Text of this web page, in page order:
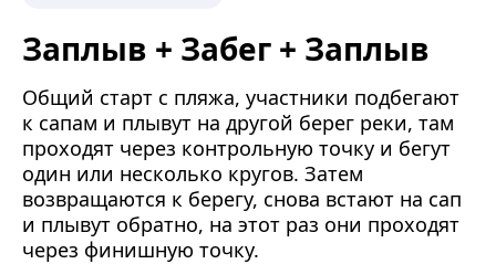
Заплыв + Забег + Заплыв
Общий старт с пляжа, участники подбегают
к сапам и плывут на другой берег реки, там
проходят через контрольную точку и бегут
один или несколько кругов. Затем
возвращаются к берегу, снова встают на сап
и плывут обратно, на этот раз они проходят
через финишную точку.